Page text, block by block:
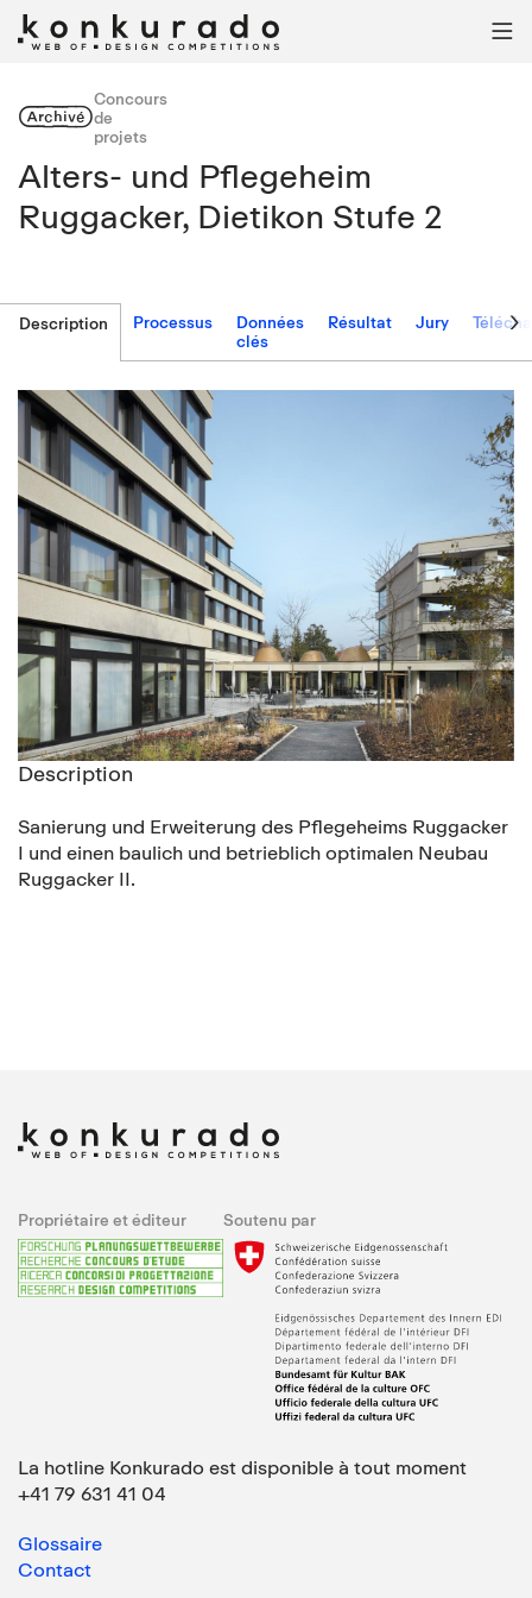

Archivé
Concours
de
projets
Alters- und Pflegeheim
Ruggacker, Dietikon Stufe 2
Description Processus
Données
clés
Résultat Jury 
Description
Sanierung und Erweiterung des Pflegeheims Ruggacker
I und einen baulich und betrieblich optimalen Neubau
Ruggacker II.
Propriétaire et éditeur Soutenu par
La hotline Konkurado est disponible à tout moment
+41 79 631 41 04
Glossaire
Contact